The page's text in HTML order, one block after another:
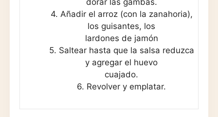
4. Añadir el arroz (con la zanahoria),
los guisantes, los
lardones de jamón
5. Saltear hasta que la salsa reduzca
y agregar el huevo
cuajado.
6. Revolver y emplatar.